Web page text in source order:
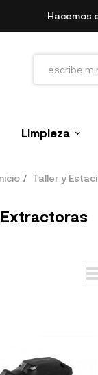
Hacemos
Limpieza
Taller y